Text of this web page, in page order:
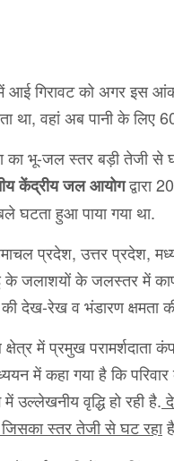
गिरावट को अगर इस
था, वहां अब पानी के
का भू-जल स्तर बड़ी तेजी से
केंद्रीय जल आयोगद्वारा
घटता हुआ पाया गया था.
प्रदेश, उत्तर प्रदेश,
जलाशयों के जलस्तर में
देख-रेख व भंडारण क्षमता की
में प्रमुख
में कहा गया है कि
उल्लेखनीय वृद्धि हो रही है.
स्तर तेजी से घट रहा